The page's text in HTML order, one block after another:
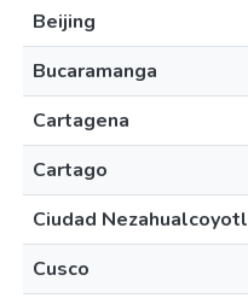
Beijing
Bucaramanga
Cartagena
Cartago
Ciudad Nezahualcoyotl
Cusco